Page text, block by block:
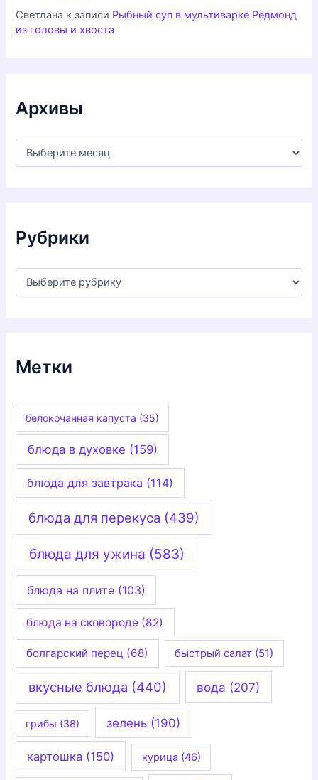
Светлана к записи Рыбный суп в мультиварке Редмонд
из головы и хвоста
Архивы
Рубрики
и
Метки
белокочанная капуста (35)
блюда в духовке (159)
блюда для завтрака (114)
блюда для перекуса (439)
блюда для ужина (583)
блюда на плите(103)
блюда на сковороде (82)
болгарский перец (68) быстрый салат (51)
вкусные блюда (440) вода (207)
грибы (38) зелень (190)
картошка (150) курица (46)